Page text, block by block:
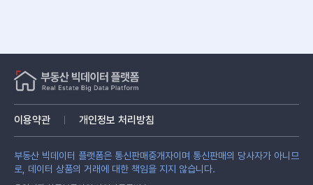
이용약관 개인정보 처리방침
부동산 빅데이터 플랫폼은 통신판매중개자이며 통신판매의 당사자가 아니므
로, 데이터 상품의 거래에 대한 책임을 지지 않습니다.